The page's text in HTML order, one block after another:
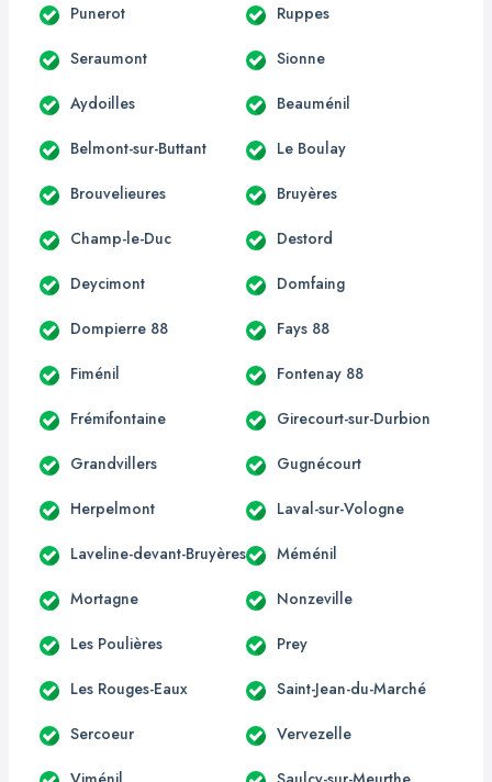
Punerot Ruppes
Seraumont Sionne
Aydoilles Beauménil
Belmont-sur-Buttant Le Boulay
Brouvelieures Bruyères
Champ-le-Duc Destord
Deycimont Domfaing
Dompierre 88 Fays 88
Fiménil Fontenay 88
Frémifontaine Girecourt-sur-Durbion
Grandvillers Gugnécourt
Herpelmont Laval-sur-Vologne
Laveline-devant-Bruyères Méménil
Mortagne Nonzeville
Les Poulières Prey
Les Rouges-Eaux Saint-Jean-du-Marché
Sercoeur Vervezelle